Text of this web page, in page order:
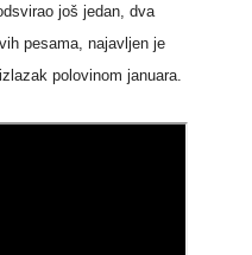
još jedan, dva
pesama, najavljen je
polovinom januara.